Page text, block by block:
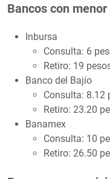
Bancos con
Inbursa
Consulta: 6
Retiro: 19
Banco del Bajío
Consulta: 8.12
Retiro: 23.20
Banamex
Consulta: 10
Retiro: 26.50